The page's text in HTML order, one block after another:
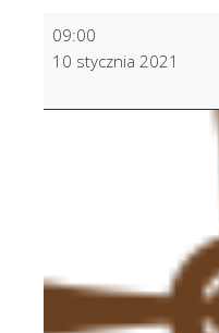
Bronisława
Majerczyk
09:00
10 stycznia 2021